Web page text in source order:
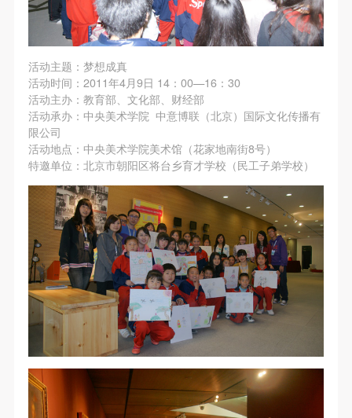
活动主题：梦想成真
活动时间：2011年4月9日 14：00—16：30
活动主办：教育部、文化部、财经部
活动承办：中央美术学院 中意博联（北京）国际文化传播有
限公司
活动地点：中央美术学院美术馆（花家地南街8号）
特邀单位：北京市朝阳区将台乡育才学校（民工子弟学校）
本次活动公平公正、自愿参加与退出、风险与责任自
负的原则。但活动有风险，参加者应有必要的风险意
第二条
参加本次活动者必须遵守中华人民共和国的相关法
律、法规，必须遵循道德和社会公德规范，并应该具
备以人为本、团结友爱、互相帮助和助人为乐的良好
品质。
第三条
参加本次活动人员应该是成年人（具有完全民事行为
能力的人，18周岁以上）未成年人必须在成年人的陪
同下参观。
第四条
参加活动者在此次活动期间的人身安全责任自负。鼓
励参加者自行购买人身安全保险。活动中一旦出现事
故，活动中任何非事故当事人及美术馆将不承担人身
事故的任何责任，但有互相援助的义务。参加活动的
成员应当积极主动的组织实施救援工作，但对事故本
身不承担任何法律责任和经济责任。参加本次活动者
本次活动公平公正、自愿参加与退出、风险与责任自
负的原则。但活动有风险，参加者应有必要的风险意
第二条
参加本次活动者必须遵守中华人民共和国的相关法
律、法规，必须遵循道德和社会公德规范，并应该具
备以人为本、团结友爱、互相帮助和助人为乐的良好
品质。
第三条
参加本次活动人员应该是成年人（具有完全民事行为
能力的人，18周岁以上）未成年人必须在成年人的陪
同下参观。
第四条
参加活动者在此次活动期间的人身安全责任自负。鼓
励参加者自行购买人身安全保险。活动中一旦出现事
故，活动中任何非事故当事人及美术馆将不承担人身
事故的任何责任，但有互相援助的义务。参加活动的
成员应当积极主动的组织实施救援工作，但对事故本
身不承担任何法律责任和经济责任。参加本次活动者
本次活动公平公正、自愿参加与退出、风险与责任自
负的原则。但活动有风险，参加者应有必要的风险意
第二条
参加本次活动者必须遵守中华人民共和国的相关法
律、法规，必须遵循道德和社会公德规范，并应该具
备以人为本、团结友爱、互相帮助和助人为乐的良好
品质。
第三条
参加本次活动人员应该是成年人（具有完全民事行为
能力的人，18周岁以上）未成年人必须在成年人的陪
同下参观。
第四条
参加活动者在此次活动期间的人身安全责任自负。鼓
励参加者自行购买人身安全保险。活动中一旦出现事
故，活动中任何非事故当事人及美术馆将不承担人身
事故的任何责任，但有互相援助的义务。参加活动的
成员应当积极主动的组织实施救援工作，但对事故本
身不承担任何法律责任和经济责任。参加本次活动者